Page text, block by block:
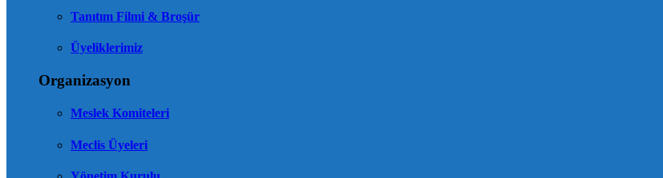
Tanıtım Filmi & Broşür
Üyeliklerimiz
Organizasyon
Meslek Komiteleri
Meclis Üyeleri